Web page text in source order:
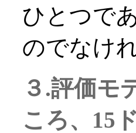
ひとつで
のでなけ
３.評価モ
ころ、15